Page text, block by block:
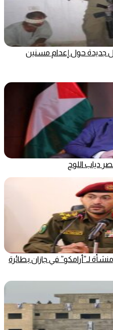
حول إعدام مسنين
دياب اللوح
لـ”أرامكو” في جازان بطائرة